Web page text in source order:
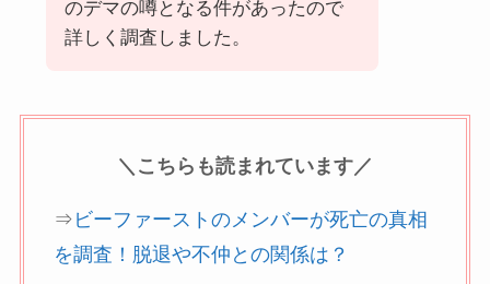
のデマの噂となる件があったので
詳しく調査しました。
＼こちらも読まれています／
⇒ ビーファーストのメンバーが死亡の真相
を調査！脱退や不仲との関係は？